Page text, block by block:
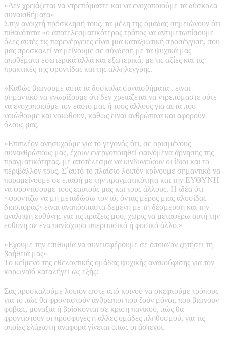
«Δεν χρειάζεται να ντρεπόμαστε και να ενοχοποιούμε τα δύσκολα
συναισθήματα»
Στην ανοιχτή πρόσκλησή τους, τα μέλη της ομάδας σημειώνουν ότι
πιθανότατα «ο αποτελεσματικότερος τρόπος να αντιμετωπίσουμε
όλες αυτές τις παρενέργειες είναι μια καταξιωτική προσέγγιση, που
μας προσκαλεί να μείνουμε σε σύνδεση με τα ψυχικά μας
αποθέματα εσωτερικά αλλά και εξωτερικά, με τις αξίες και τις
πρακτικές της φροντίδας και της αλληλεγγύης.
»Καθώς βιώνουμε αυτά τα δύσκολα συναισθήματα , είναι
σημαντικό να γνωρίζουμε ότι δεν χρειάζεται να ντρεπόμαστε ούτε
να ενοχοποιούμε τον εαυτό μας ή τους άλλους για αυτά που
νοιώθουμε και νοιώθουν, καθώς είναι ανθρώπινα και αφορούν
όλους μας.
»Επιπλέον ανησυχούμε για το γεγονός ότι, σε ορισμένους
συνανθρώπους μας, έχουν ενεργοποιηθεί φαινόμενα άρνησης της
πραγματικότητας, με αποτέλεσμα να κινδυνεύουν οι ίδιοι και το
περιβάλλον τους. Σ΄αυτό το πλαίσιο λοιπόν κρίνουμε σημαντικό να
παραμείνουμε σε επαφή με την πραγματικότητα και την ΕΥΘΥΝΗ
να φροντίσουμε τους εαυτούς μας και τους άλλους. Η ιδέα ότι
<φροντίζω να μη μεταδώσω τον ιό, όντας μέρος μιας αλυσίδας
διασποράς> είναι αναπόσπαστα δεμένη με τη δέσμευση και την
ανάληψη ευθύνης για τις πράξεις μου, χωρίς να μεταφέρω αυτή την
ευθύνη σε ένα πανίσχυρο υπερφυσικό ή φυσικό άλλο.»
«Εχουμε την επιθυμία να συνεισφέρουμε σε όποια/ον ζητήσει τη
βοήθειά μας»
Το κείμενο της εθελοντικής ομάδας ψυχικής ανακούφισης για τον
κορωνοϊό καταλήγει ως εξής:
Σας προσκαλούμε λοιπόν ώστε από κοινού να σκεφτούμε τρόπους
για το πώς θα φροντιστούν άνθρωποι που ζούν μόνοι, που βιώνουν
φοβίες, μοναξιά ή βρίσκονται σε κρίση πανικού, πώς θα
φροντιστούν οι πρόσφυγες ή άλλες ομάδες πληθυσμού, για τις
οποίες ελάχιστη αναφορά γίνεται όπως οι άστεγοι.